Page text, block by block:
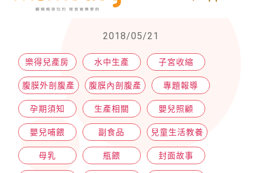
我能有不一樣的生產選擇嗎？
2018/05/21
樂得兒產房 水中生產 子宮收縮
腹膜外剖腹產 腹膜內剖腹產 專題報導
孕期須知 生產相關 嬰兒照顧
嬰兒哺餵 副食品 兒童生活教養
母乳 瓶餵 封面故事